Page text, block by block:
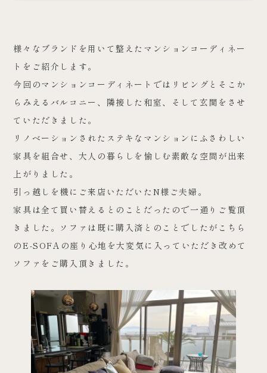
様々なブランドを用いて整えたマンションコーディネー
トをご紹介します。
今回のマンションコーディネートではリビングとそこか
らみえるバルコニー、隣接した和室、そして玄関をさせ
ていただきました。
リノベーションされたステキなマンションにふさわしい
家具を組合せ、大人の暮らしを愉しむ素敵な空間が出来
上がりました。
引っ越しを機にご来店いただいたN様ご夫婦。
家具は全て買い替えるとのことだったので一通りご覧頂
きました。ソファは既に購入済とのことでしたがこちら
のE-SOFAの座り心地を大変気に入っていただき改めて
ソファをご購入頂きました。